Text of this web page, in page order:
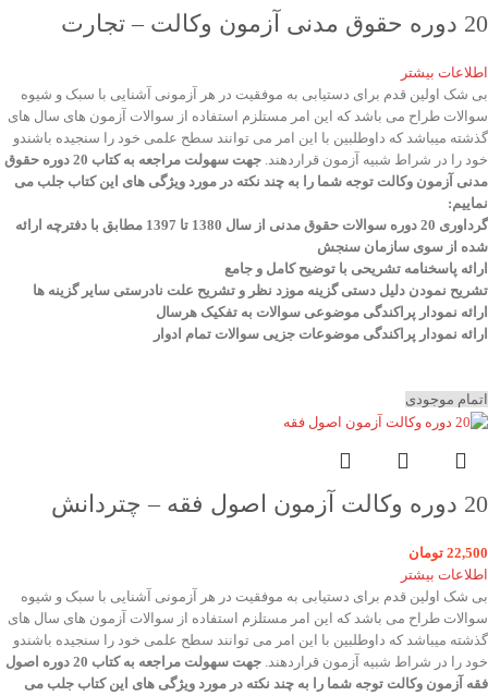
20 دوره حقوق مدنی آزمون وکالت – تجارت
اطلاعات بیشتر
بی شک اولین قدم برای دستیابی به موفقیت در هر آزمونی آشنایی با سبک و شیوه
سوالات طراح می باشد که این امر مستلزم استفاده از سوالات آزمون های سال های
گذشته میباشد که داوطلبین با این امر می توانند سطح علمی خود را سنجیده باشندو
خود را در شراط شبیه آزمون قراردهند.
جهت سهولت مراجعه به کتاب 20 دوره حقوق
مدنی آزمون وکالت توجه شما را به چند نکته در مورد ویژگی های این کتاب جلب می
نماییم:
گرداوری 20 دوره سوالات حقوق مدنی از سال 1380 تا 1397 مطابق با دفترچه ارائه
شده از سوی سازمان سنجش
ارائه پاسخنامه تشریحی با توضیح کامل و جامع
تشریح نمودن دلیل دستی گزینه موزد نظر و تشریح علت نادرستی سایر گزینه ها
ارائه نمودار پراکندگی موضوعی سوالات به تفکیک هرسال
رائه نمودار پراکندگی موضوعات جزیی سوالات تمام ادوار
اتمام موجودی
20 دوره وکالت آزمون اصول فقه – چتردانش
22,500 تومان
اطلاعات بیشتر
بی شک اولین قدم برای دستیابی به موفقیت در هر آزمونی آشنایی با سبک و شیوه
سوالات طراح می باشد که این امر مستلزم استفاده از سوالات آزمون های سال های
گذشته میباشد که داوطلبین با این امر می توانند سطح علمی خود را سنجیده باشندو
خود را در شراط شبیه آزمون قراردهند.
جهت سهولت مراجعه به کتاب 20 دوره اصول
فقه آزمون وکالت توجه شما را به چند نکته در مورد ویژگی های این کتاب جلب می